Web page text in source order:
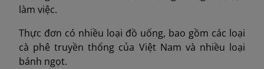
làm việc.
Thực đơn có nhiều loại đồ uống, bao gồm các loại
cà phê truyền thống của Việt Nam và nhiều loại
bánh ngọt.